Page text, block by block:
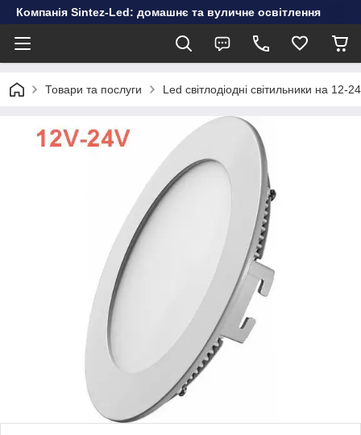
Компанія Sintez-Led: домашнє та вуличне освітлення
Товари та послуги Led світлодіодні світильники на 12-